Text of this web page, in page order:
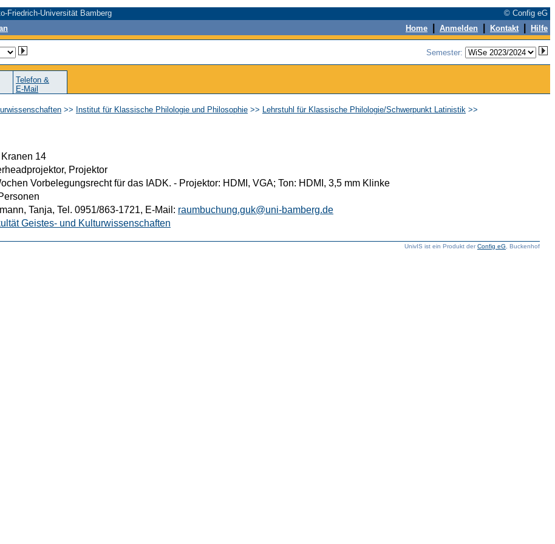
Friedrich-Universität Bamberg
© Config eG
Home Anmelden Kontakt Hilfe
Semester:
Telefon &
E-Mail
>> Institut für Klassische Philologie und Philosophie >> Lehrstuhl für Klassische Philologie/Schwerpunkt Latinistik >>
14
Projektor
Vorbelegungsrecht für das IADK. - Projektor: HDMI, VGA; Ton: HDMI, 3,5 mm Klinke
Tanja, Tel. 0951/863-1721, E-Mail: raumbuchung.guk@uni-bamberg.de
Geistes- und Kulturwissenschaften
UnivIS ist ein Produkt derConfig eG , Buckenhof